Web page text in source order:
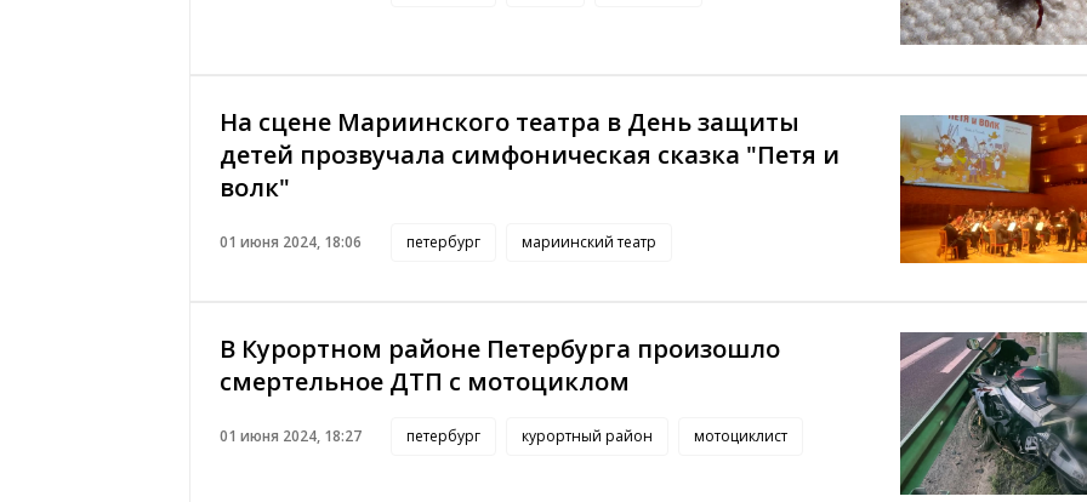
На сцене Мариинского театра в День защиты
детей прозвучала симфоническая сказка "Петя и
волк"
01 июня 2024, 18:06 петербург мариинский театр
В Курортном районе Петербурга произошло
смертельное ДТП с мотоциклом
01 июня 2024, 18:27 петербург курортный район мотоциклист